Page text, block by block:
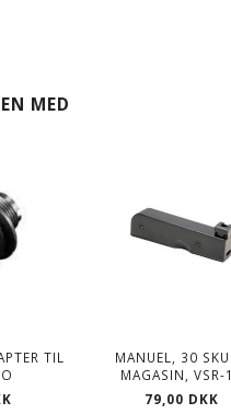
MED
TIL
MANUEL, 30
MAGASIN, VSR-
79,00 DKK